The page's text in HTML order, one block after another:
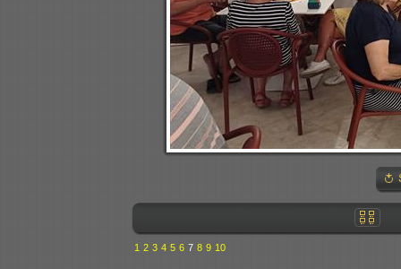
1 2 3 4 5 6 7 8 9 10